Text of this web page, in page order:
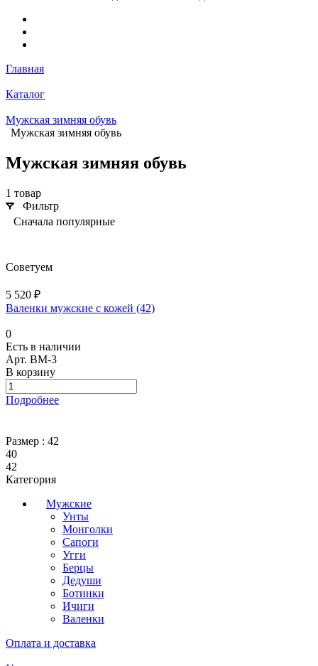
Главная
Каталог
Мужская зимняя обувь
Мужская зимняя обувь
Мужская зимняя обувь
1 товар
Фильтр
Сначала популярные
Советуем
5 520 ₽
Валенки мужские с кожей (42)
0
Есть в наличии
Арт. ВМ-3
В корзину
Подробнее
Размер : 42
40
42
Категория
Мужские
Унты
Монголки
Сапоги
Угги
Берцы
Дедуши
Ботинки
Ичиги
Валенки
Оплата и доставка